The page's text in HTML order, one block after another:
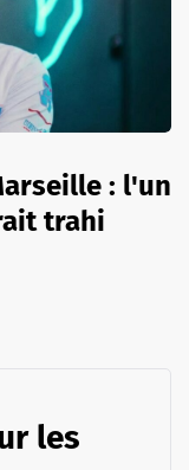
: l'un
trahi
les